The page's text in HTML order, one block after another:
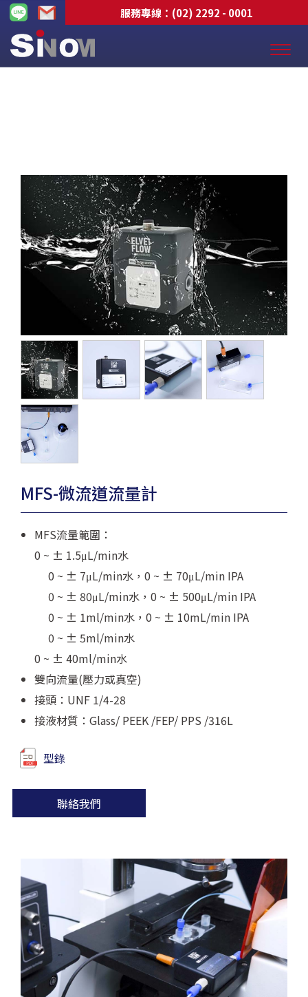
服務專線： (02) 2292 - 0001
MFS-微流道流量計
MFS流量範圍：
0 ~ ± 1.5μL/min水
0 ~ ± 7μL/min水，0 ~ ± 70μL/min IPA
0 ~ ± 80μL/min水，0 ~ ± 500μL/min IPA
0 ~ ± 1ml/min水，0 ~ ± 10mL/min IPA
0 ~ ± 5ml/min水
0 ~ ± 40ml/min水
雙向流量(壓力或真空)
接頭：UNF 1/4-28
接液材質：Glass/ PEEK /FEP/ PPS /316L
型錄
聯絡我們